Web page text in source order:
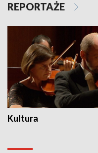
REPORTAŻE
Kultura